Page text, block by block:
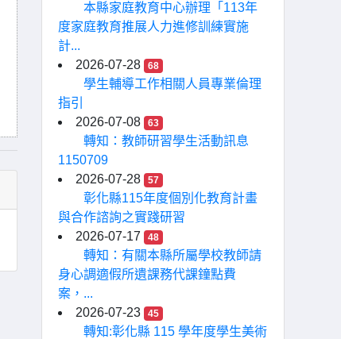
本縣家庭教育中心辦理「113年
度家庭教育推展人力進修訓練實施
計...
2026-07-28
68
學生輔導工作相關人員專業倫理
指引
2026-07-08
63
轉知：教師研習學生活動訊息
1150709
2026-07-28
57
彰化縣115年度個別化教育計畫
與合作諮詢之實踐研習
2026-07-17
48
轉知：有關本縣所屬學校教師請
身心調適假所遺課務代課鐘點費
案，...
2026-07-23
45
轉知:彰化縣 115 學年度學生美術